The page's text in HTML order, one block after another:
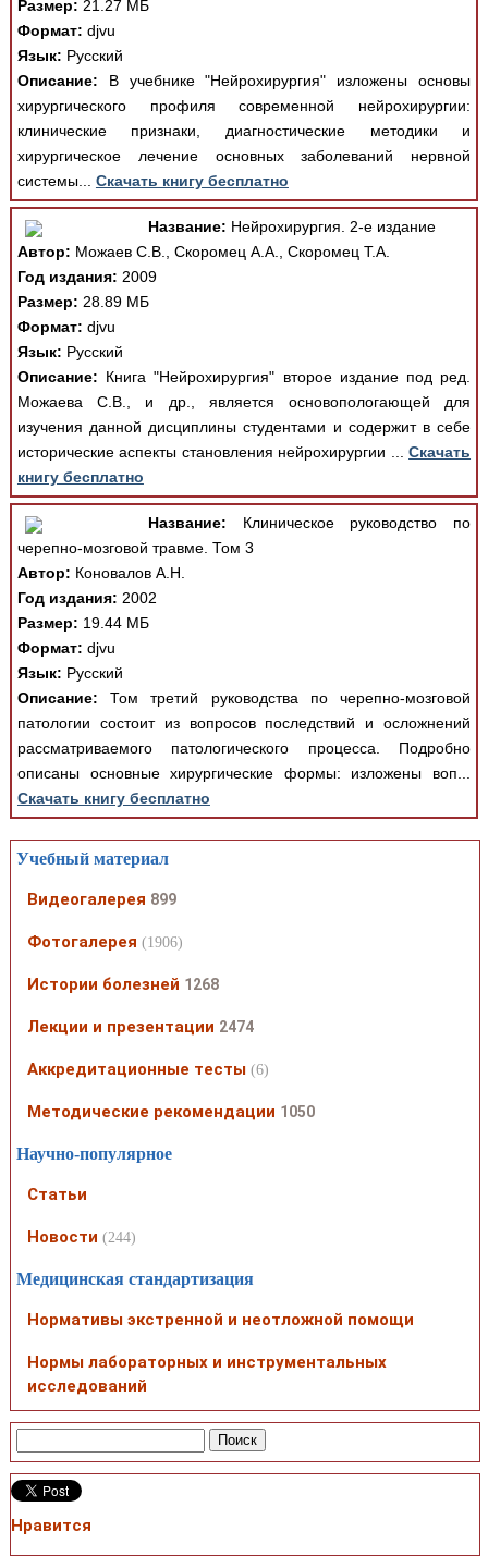
Размер: 21.27 МБ
Формат: djvu
Язык: Русский
Описание: В учебнике "Нейрохирургия" изложены основы
хирургического профиля современной нейрохирургии:
клинические признаки, диагностические методики и
хирургическое лечение основных заболеваний нервной
системы... Скачать книгу бесплатно
Название: Нейрохирургия. 2-е издание
Автор: Можаев С.В., Скоромец А.А., Скоромец Т.А.
Год издания: 2009
Размер: 28.89 МБ
Формат: djvu
Язык: Русский
Описание: Книга "Нейрохирургия" второе издание под ред.
Можаева С.В., и др., является основопологающей для
изучения данной дисциплины студентами и содержит в себе
исторические аспекты становления нейрохирургии ...Скачать
книгу бесплатно
Название: Клиническое руководство по
черепно-мозговой травме. Том 3
Автор: Коновалов А.Н.
Год издания: 2002
Размер: 19.44 МБ
Формат: djvu
Язык: Русский
Описание: Том третий руководства по черепно-мозговой
патологии состоит из вопросов последствий и осложнений
рассматриваемого патологического процесса. Подробно
описаны основные хирургические формы: изложены воп...
Скачать книгу бесплатно
Учебный материал
Видеогалерея 899
Фотогалерея (1906)
Истории болезней 1268
Лекции и презентации 2474
Аккредитационные тесты (6)
Методические рекомендации 1050
Научно-популярное
Статьи
Новости (244)
Медицинская стандартизация
Нормативы экстренной и неотложной помощи
Нормы лабораторных и инструментальных
исследований
Нравится